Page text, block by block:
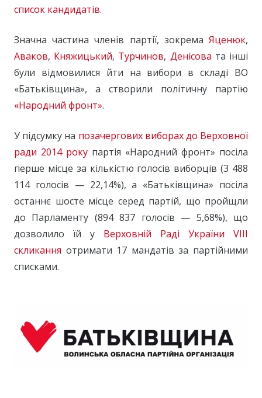
список кандидатів.
Значна частина членів партії, зокрема Яценюк,
Аваков, Княжицький, Турчинов, Денісова та інші
були відмовилися йти на вибори в складі ВО
«Батьківщина», а створили політичну партію
«Народний фронт».
У підсумку на позачергових виборах до Верховної
ради 2014 року партія «Народний фронт» посіла
перше місце за кількістю голосів виборців (3 488
114 голосів — 22,14%), а «Батьківщина» посіла
останнє шосте місце серед партій, що пройщли
до Парламенту (894 837 голосів — 5,68%), що
дозволило їй у Верховній Раді України VIII
скликання отримати 17 мандатів за партійними
списками.